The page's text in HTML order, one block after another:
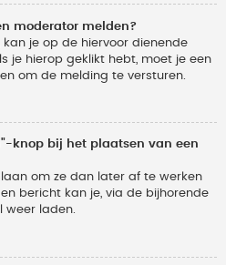
moderator melden?
je op de hiervoor dienende
je hierop geklikt hebt, moet je een
om de melding te versturen.
knop bij het plaatsen van een
om ze dan later af te werken
bericht kan je, via de bijhorende
weer laden.